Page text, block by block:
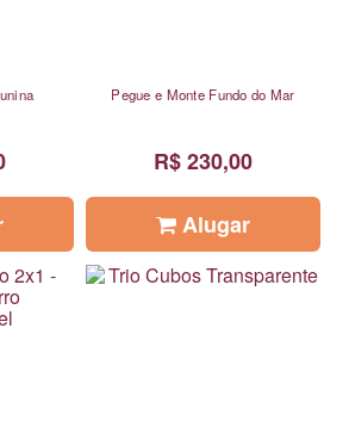
Pegue e Monte Fundo do Mar
R$ 230,00
Alugar